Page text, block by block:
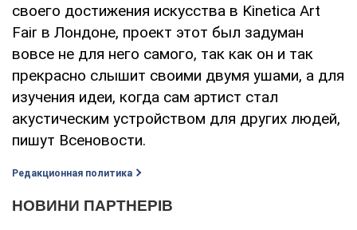
своего достижения искусства в Kinetica Art
Fair в Лондоне, проект этот был задуман
вовсе не для него самого, так как он и так
прекрасно слышит своими двумя ушами, а для
изучения идеи, когда сам артист стал
акустическим устройством для других людей,
пишут Всеновости.
Редакционная политика